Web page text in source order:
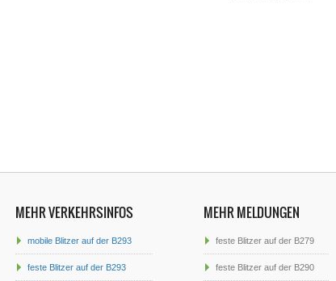
MEHR VERKEHRSINFOS
mobile Blitzer auf der B293
feste Blitzer auf der B293
MEHR MELDUNGEN
feste Blitzer auf der B279
feste Blitzer auf der B290